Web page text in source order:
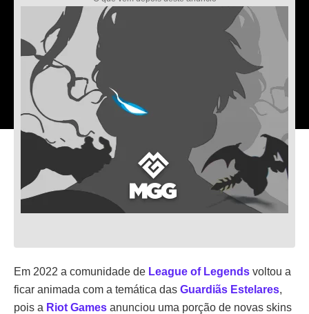
Em 2022 a comunidade de League of Legends voltou a
ficar animada com a temática das Guardiãs Estelares,
pois a Riot Games anunciou uma porção de novas skins